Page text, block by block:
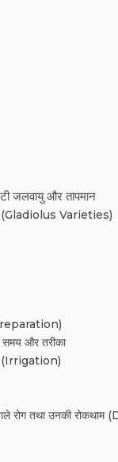
जलवायु और तापमान
(Gladiolus Varieties)
समय और तरीका
(Irrigation)
रोग तथा उनकी